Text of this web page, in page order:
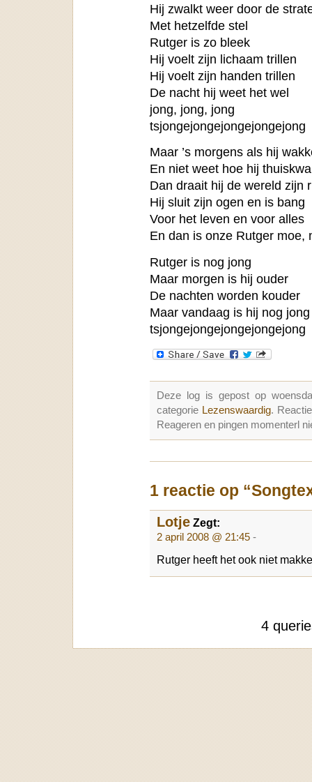
Hij zwalkt weer door de
Met hetzelfde stel
Rutger is zo bleek
Hij voelt zijn lichaam trillen
Hij voelt zijn handen trillen
De nacht hij weet het wel
jong, jong, jong
tsjongejongejongejongejong
Maar ’s morgens als hij
En niet weet hoe hij
Dan draait hij de wereld zijn
Hij sluit zijn ogen en is bang
Voor het leven en voor alles
En dan is onze Rutger moe,
Rutger is nog jong
Maar morgen is hij ouder
De nachten worden kouder
Maar vandaag is hij nog jong
tsjongejongejongejongejong
Deze log is gepost op
categorie Lezenswaardig.
Reageren en pingen momenterl
1 reactie op
Lotje Zegt:
2 april 2008 @ 21:45 -
Rutger heeft het ook niet
4